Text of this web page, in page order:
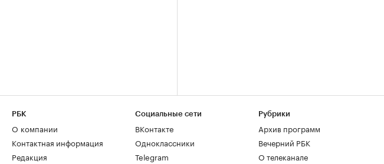
РБК
О компании
Контактная информация
Редакция
Социальные сети
ВКонтакте
Одноклассники
Telegram
Рубрики
Архив программ
Вечерний РБК
О телеканале